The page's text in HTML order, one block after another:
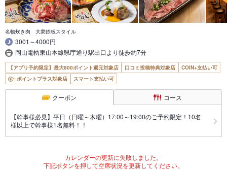
名物炊き肉 大衆鉄板スタイル
3001～4000円
岡山電軌東山本線県庁通り駅出口より徒歩約7分
【アプリ予約限定】最大800ポイント還元対象店 口コミ投稿特典対象店
COIN+支払い可
ポイントプラス対象店
スマート支払い可
クーポン コース
【幹事様必見】平日（日曜～木曜）17:00～19:00のご予約限定！10名
様以上で幹事様1名無料！！
カレンダーの更新に失敗しました。
下記ボタンを押して空席状況を更新してください。